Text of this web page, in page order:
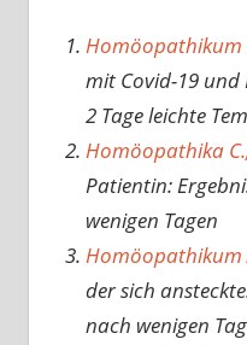
Homöopathikum
mit Covid-19 und
2 Tage leichte
Homöopathika C.,
Patientin:
wenigen Tagen
Homöopathikum
der sich
nach wenigen